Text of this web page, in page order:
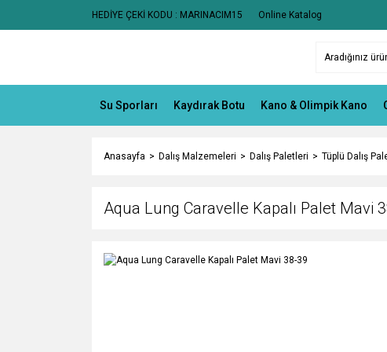
HEDİYE ÇEKİ KODU : MARINACIM15 Online Katalog
Su Sporları Kaydırak Botu Kano & Olimpik Kano
Anasayfa Dalış Malzemeleri Dalış Paletleri Tüplü Dalış
Aqua Lung Caravelle Kapalı Palet Mavi